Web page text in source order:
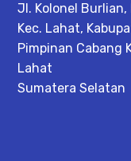
Jl. Kolonel Burlian,
Kec. Lahat,
Pimpinan Cabang
Lahat
Sumatera Selatan